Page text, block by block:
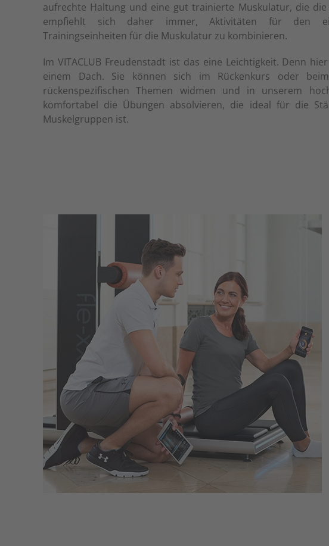
aufrechte Haltung und eine gut trainierte Muskulatur, die die
empfiehlt sich daher immer, Aktivitäten für den
Trainingseinheiten für die Muskulatur zu kombinieren.
Im VITACLUB Freudenstadt ist das eine Leichtigkeit. Denn
einem Dach. Sie können sich im Rückenkurs oder
rückenspezifischen Themen widmen und in unserem
komfortabel die Übungen absolvieren, die ideal für die
Muskelgruppen ist.